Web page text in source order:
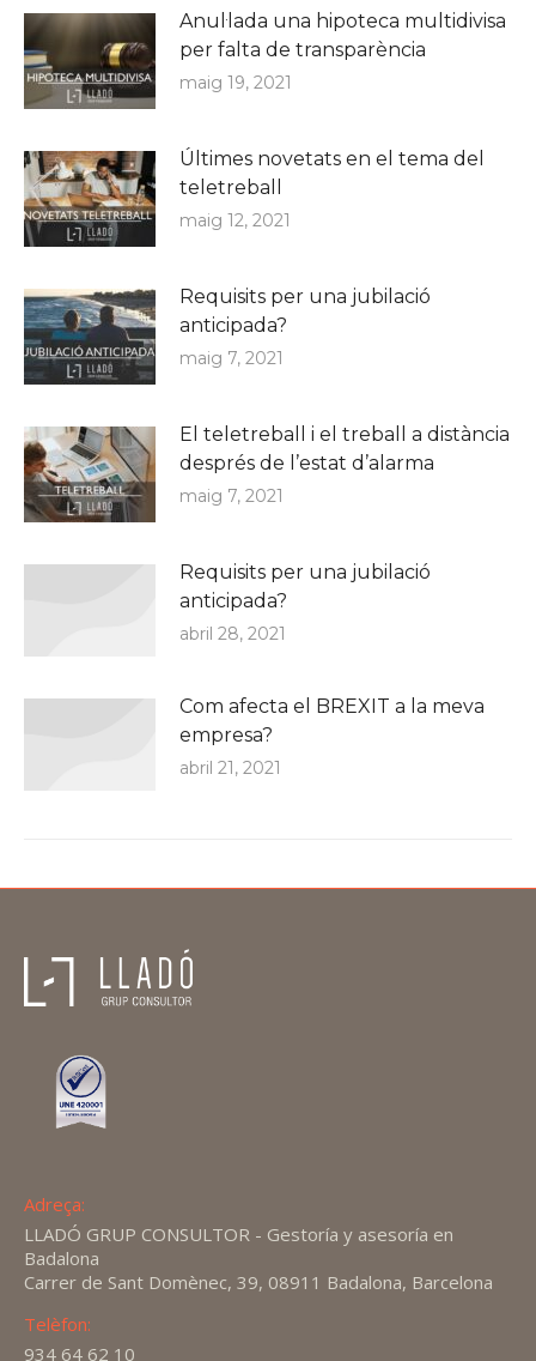
Anul·lada una hipoteca multidivisa
per falta de transparència
maig 19, 2021
Últimes novetats en el tema del
teletreball
maig 12, 2021
Requisits per una jubilació
anticipada?
maig 7, 2021
El teletreball i el treball a distància
després de l’estat d’alarma
maig 7, 2021
Requisits per una jubilació
anticipada?
abril 28, 2021
Com afecta el BREXIT a la meva
empresa?
abril 21, 2021
Adreça:
LLADÓ GRUP CONSULTOR - Gestoría y asesoría en
Badalona
Carrer de Sant Domènec, 39, 08911 Badalona, Barcelona
Telèfon:
934 64 62 10